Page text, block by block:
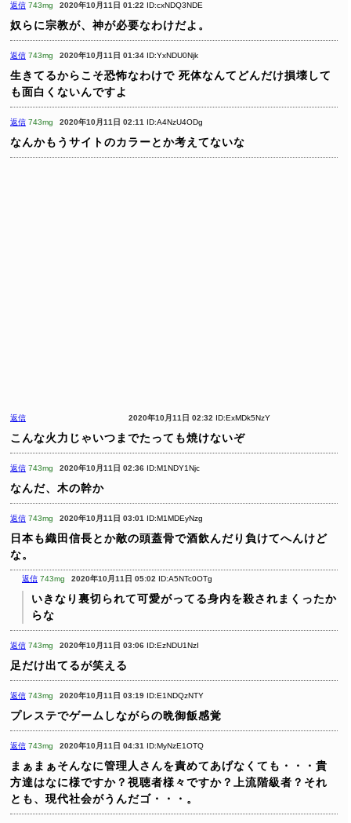
返信 743mg 2020年10月11日 01:22 ID:cxNDQ3NDE
奴らに宗教が、神が必要なわけだよ。
返信 743mg 2020年10月11日 01:34 ID:YxNDU0Njk
生きてるからこそ恐怖なわけで 死体なんてどんだけ損壊して
も面白くないんですよ
返信 743mg 2020年10月11日 02:11 ID:A4NzU4ODg
なんかもうサイトのカラーとか考えてないな
返信 2020年10月11日 02:32 ID:ExMDk5NzY
こんな火力じゃいつまでたっても焼けないぞ
返信 743mg 2020年10月11日 02:36 ID:M1NDY1Njc
なんだ、木の幹か
返信 743mg 2020年10月11日 03:01 ID:M1MDEyNzg
日本も織田信長とか敵の頭蓋骨で酒飲んだり負けてへんけど
な。
返信 743mg 2020年10月11日 05:02 ID:A5NTc0OTg
いきなり裏切られて可愛がってる身内を殺されまくったか
らな
返信 743mg 2020年10月11日 03:06 ID:EzNDU1NzI
足だけ出てるが笑える
返信 743mg 2020年10月11日 03:19 ID:E1NDQzNTY
プレステでゲームしながらの晩御飯感覚
返信 743mg 2020年10月11日 04:31 ID:MyNzE1OTQ
まぁまぁそんなに管理人さんを責めてあげなくても・・・貴
方達はなに様ですか？視聴者様々ですか？上流階級者？それ
とも、現代社会がうんだゴ・・・。